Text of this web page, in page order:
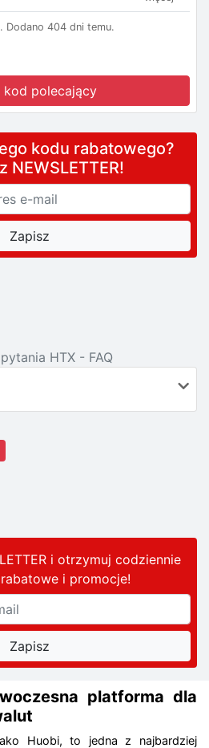
Dodano 404 dni temu.
kod polecający
kodu rabatowego?
NEWSLETTER!
HTX - FAQ
i otrzymuj codziennie
i promocje!
platforma dla
Huobi, to jedna z najbardziej